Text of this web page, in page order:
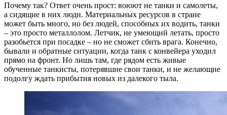
Почему так? Ответ очень прост: воюют не танки и самолеты,
а сидящие в них люди. Материальных ресурсов в стране
может быть много, но без людей, способных их водить, танки
– это просто металлолом. Летчик, не умеющий летать, просто
разобьется при посадке – но не сможет сбить врага. Конечно,
бывали и обратные ситуации, когда танк с конвейера уходил
прямо на фронт. Но лишь там, где рядом есть живые
обученные танкисты, потерявшие свои танки, и не желающие
подолгу ждать прибытия новых из далекого тыла.